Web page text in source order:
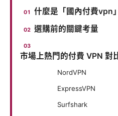
什麼是「國內付費vpn
選購前的關鍵考量
市場上熱門的付費 VPN 對
NordVPN
ExpressVPN
Surfshark